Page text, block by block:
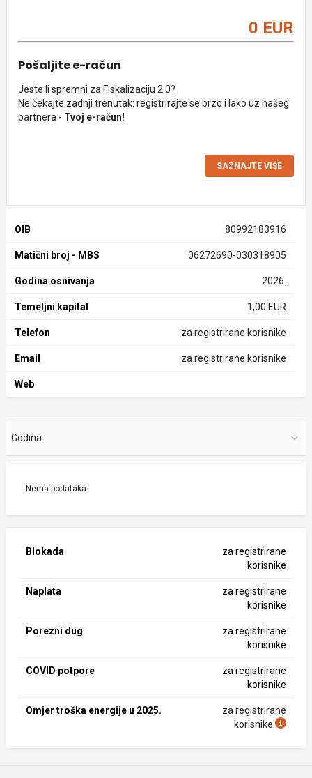
0 EUR
Pošaljite e-račun
Jeste li spremni za Fiskalizaciju 2.0?
Ne čekajte zadnji trenutak: registrirajte se brzo i lako uz našeg
partnera - Tvoj e-račun!
SAZNAJTE VIŠE
OIB 80992183916
Matični broj - MBS 06272690-030318905
Godina osnivanja 2026.
Temeljni kapital 1,00 EUR
Telefon za registrirane korisnike
Email za registrirane korisnike
Web
Godina
Nema podataka.
Blokada
za registrirane
korisnike
Naplata
za registrirane
korisnike
Porezni dug
za registrirane
korisnike
COVID potpore
za registrirane
korisnike
Omjer troška energije u 2025.
za registrirane
korisnike